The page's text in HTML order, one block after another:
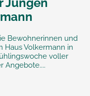
Bewohnerinnen und
Haus Volkermann in
voller
Angebote....